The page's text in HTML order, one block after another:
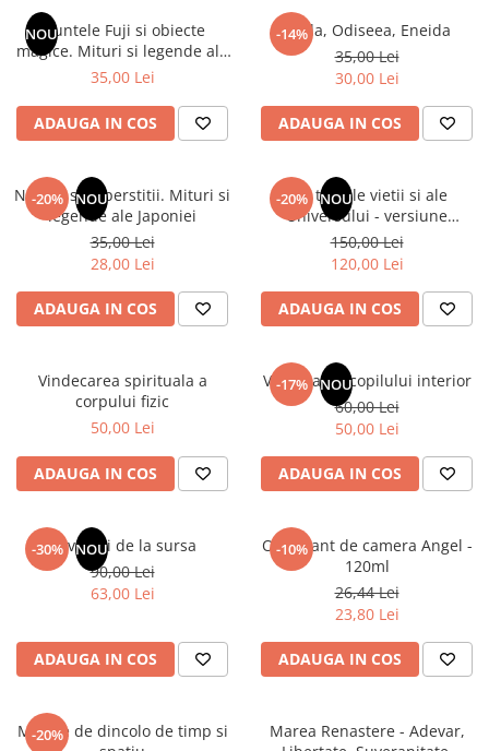
Audiobook
ReConnect
Crestinism
ScienceConnection
SelfConnect
SelfHealing
Vindecare Spirituala
Senzatii/Thriller
SF & Fantasy
Teatru
Teens Book Club
Instrumente si Truse Geometrie
Seturi scolare
Calculator
Consumabile & Accesorii
COLOREAZA CU PRIETENII
De colorat
Pot desena minunat
Carti educative
Copii 0-7 ani
Clubul Premiantilor
Super pitici 2-5 ani
Dezvoltare personala
Enciclopedii
Kids Book Club
Literatura Scolara
Lecturi Scolare
Lumea Copilariei
Ma pregatesc pentru scoala
Manuale - Carte Scolara
Clasa a II-a
Clasa a IV-a
Puzzle-uri
Puzzle
Puzzle 3D Lemn
NOUMuntele Fuji si obiecte
magice. Mituri si legende ale
Japoniei
35,00 Lei
ADAUGA IN COS
-14%
Iliada, Odiseea, Eneida
35,00 Lei
30,00 Lei
ADAUGA IN COS
-20% NOU
Natura si superstitii. Mituri si
legende ale Japoniei
35,00 Lei
28,00 Lei
ADAUGA IN COS
-20% NOU
Din tainele vietii si ale
Universului - versiune
originala din 1939. Volumele I-
III. Cutie de colectie -Scarlat
Demetrescu
150,00 Lei
120,00 Lei
ADAUGA IN COS
Vindecarea spirituala a
corpului fizic
50,00 Lei
ADAUGA IN COS
-17% NOU
Vindecarea copilului interior
60,00 Lei
50,00 Lei
ADAUGA IN COS
-30% NOU
Revelatii de la sursa
90,00 Lei
63,00 Lei
ADAUGA IN COS
-10%
Odorizant de camera Angel -
120ml
26,44 Lei
23,80 Lei
ADAUGA IN COS
-20%
Mesaje de dincolo de timp si
Marea Renastere - Adevar,